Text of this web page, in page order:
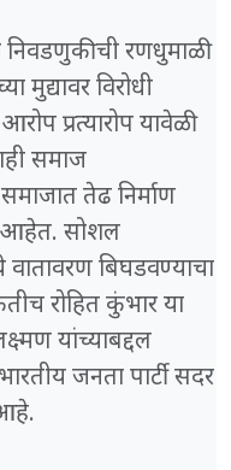
रणधुमाळी
मुद्यावर विरोधी
प्रत्यारोप यावेळी
समाज
तेढ निर्माण
आहेत. सोशल
वातावरण बिघडवण्याचा
रोहित कुंभार या
यांच्याबद्दल
जनता पार्टी सदर